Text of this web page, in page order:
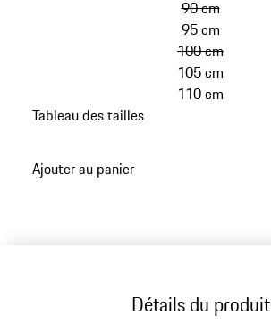
90 cm
95 cm
100 cm
105 cm
110 cm
Tableau des tailles
Ajouter au panier
Détails du produit